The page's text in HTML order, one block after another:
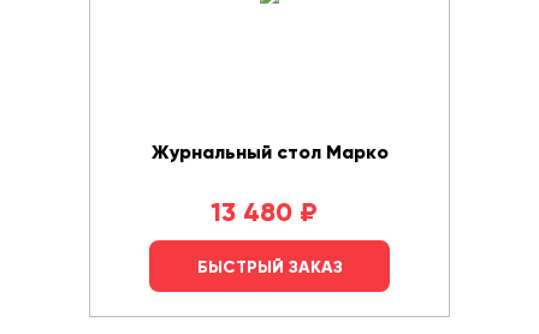
Журнальный стол Марко
13 480 ₽
БЫСТРЫЙ ЗАКАЗ